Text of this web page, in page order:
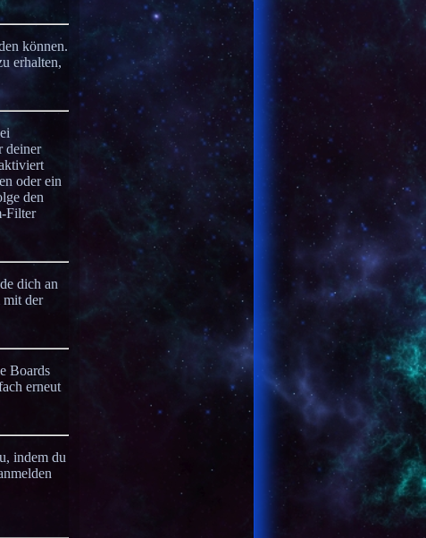
können.
erhalten,
deiner
oder ein
den
Filter
dich an
mit der
Boards
erneut
indem du